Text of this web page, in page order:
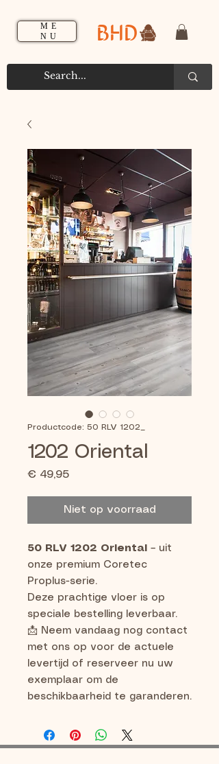
ME
NU
BHD
Productcode: 50 RLV 1202_
1202 Oriental
€ 49,95Prijs
Niet op voorraad
50 RLV 1202 Oriental
– uit
onze premium Coretec
Proplus-serie.
Deze prachtige vloer is op
speciale bestelling leverbaar.
📩 Neem vandaag nog contact
met ons op voor de actuele
levertijd of reserveer nu uw
exemplaar om de
beschikbaarheid te garanderen.